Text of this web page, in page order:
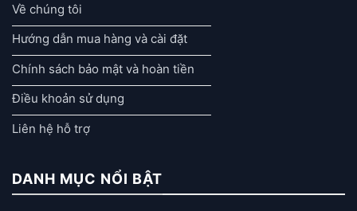
Về chúng tôi
Hướng dẫn mua hàng và cài đặt
Chính sách bảo mật và hoàn tiền
Điều khoản sử dụng
Liên hệ hỗ trợ
DANH MỤC NỔI BẬT